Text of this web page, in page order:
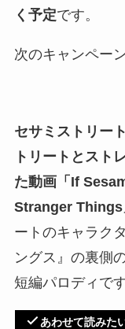
く予定です。
次のキャンペー
セサミストリート
トリートとスト
た動画「If
Stranger Things
ートのキャラク
ングス』の裏側
短編パロディです
あわせて読みた